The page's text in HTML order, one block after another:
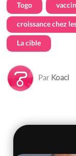
Togo
croissance chez
La cible
Par Koaci